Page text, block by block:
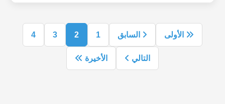
الأولى السابق 1
2
3
4
التالي الأخيرة